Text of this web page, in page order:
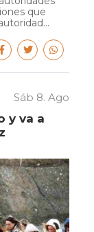
que
Sáb 8. Ago
y va a